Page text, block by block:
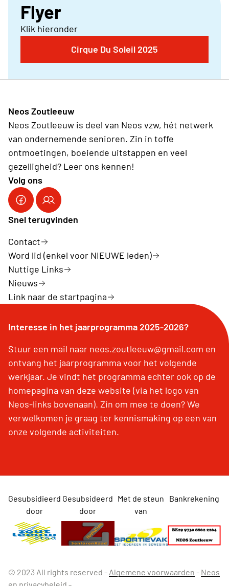
Flyer
Klik hieronder
Cirque Du Soleil 2025
Neos Zoutleeuw
Neos Zoutleeuw is deel van Neos vzw, hét netwerk
van ondernemende senioren. Zin in toffe
ontmoetingen, boeiende uitstappen en veel
gezelligheid? Leer ons kennen!
Volg ons
Snel terugvinden
Contact
Word lid (enkel voor NIEUWE leden)
Nuttige Links
Nieuws
Link naar de startpagina
Interesse in het jaarprogramma 2025-2026?
Stuur een mail naar neos.zoutleeuw@gmail.com en
ontvang het jaarprogramma voor het volgende
werkjaar. Je vindt het programma echter ook op de
homepagina van deze website (via het logo van
Neos-links bovenaan). Zin om mee te doen? We
verwelkomen je graag ter kennismaking op een van
onze volgende activiteiten.
Gesubsidieerd
door
Gesubsideerd
door
Met de steun
van
Bankrekening
© 2023 All rights reserved - Algemene voorwaarden - Neos